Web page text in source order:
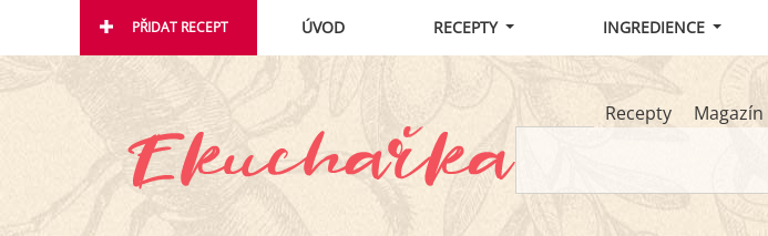
PŘIDAT RECEPT ÚVOD RECEPTY INGREDIENCE
Recepty Magazín